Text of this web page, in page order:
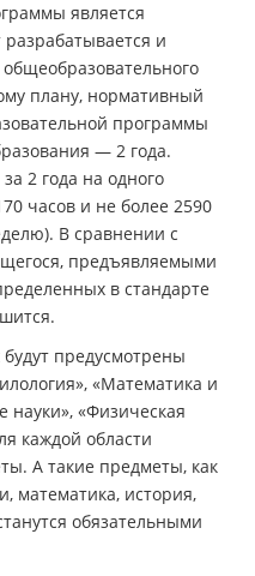
является
и
плану, нормативный
программы
— 2 года.
2 года на одного
часов и не более 2590
В сравнении с
предъявляемыми
в стандарте
предусмотрены
«Математика и
науки», «Физическая
каждой области
А такие предметы, как
математика, история,
обязательными